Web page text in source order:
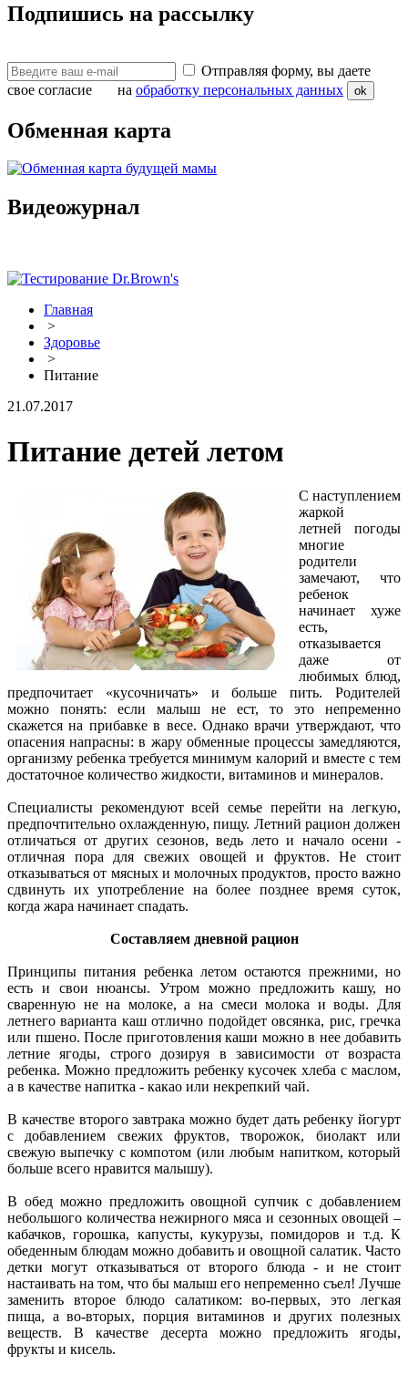
Подпишись на рассылку
Отправляя форму, вы даете
свое согласие на обработку персональных данных ok
Обменная карта
Видеожурнал
Главная
>
Здоровье
>
Питание
21.07.2017
Питание детей летом
С наступлением
жаркой
летней погоды
многие
родители
замечают, что
ребенок
начинает хуже
есть,
отказывается
даже от
любимых блюд,
предпочитает «кусочничать» и больше пить. Родителей
можно понять: если малыш не ест, то это непременно
скажется на прибавке в весе. Однако врачи утверждают, что
опасения напрасны: в жару обменные процессы замедляются,
организму ребенка требуется минимум калорий и вместе с тем
достаточное количество жидкости, витаминов и минералов.
Специалисты рекомендуют всей семье перейти на легкую,
предпочтительно охлажденную, пищу. Летний рацион должен
отличаться от других сезонов, ведь лето и начало осени -
отличная пора для свежих овощей и фруктов. Не стоит
отказываться от мясных и молочных продуктов, просто важно
сдвинуть их употребление на более позднее время суток,
когда жара начинает спадать.
Составляем дневной рацион
Принципы питания ребенка летом остаются прежними, но
есть и свои нюансы. Утром можно предложить кашу, но
сваренную не на молоке, а на смеси молока и воды. Для
летнего варианта каш отлично подойдет овсянка, рис, гречка
или пшено. После приготовления каши можно в нее добавить
летние ягоды, строго дозируя в зависимости от возраста
ребенка. Можно предложить ребенку кусочек хлеба с маслом,
а в качестве напитка - какао или некрепкий чай.
В качестве второго завтрака можно будет дать ребенку йогурт
с добавлением свежих фруктов, творожок, биолакт или
свежую выпечку с компотом (или любым напитком, который
больше всего нравится малышу).
В обед можно предложить овощной супчик с добавлением
небольшого количества нежирного мяса и сезонных овощей –
кабачков, горошка, капусты, кукурузы, помидоров и т.д. К
обеденным блюдам можно добавить и овощной салатик. Часто
детки могут отказываться от второго блюда - и не стоит
настаивать на том, что бы малыш его непременно съел! Лучше
заменить второе блюдо салатиком: во-первых, это легкая
пища, а во-вторых, порция витаминов и других полезных
веществ. В качестве десерта можно предложить ягоды,
фрукты и кисель.